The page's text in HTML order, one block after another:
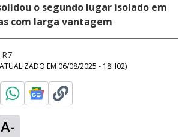
o segundo lugar isolado em
com larga vantagem
EM 06/08/2025 - 18H02)
A-